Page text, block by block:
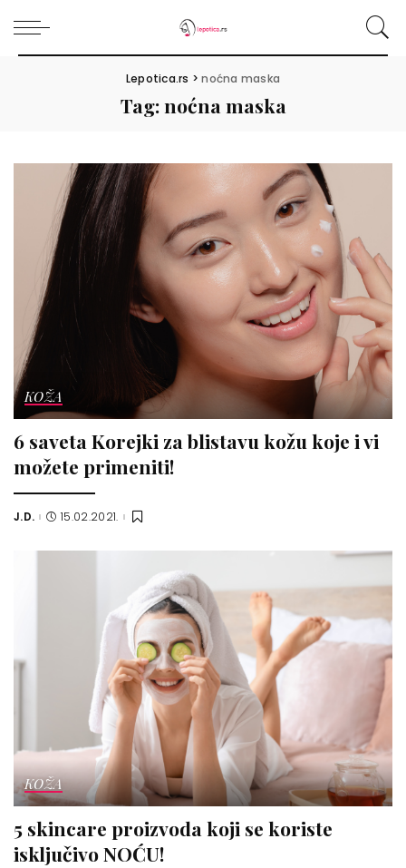
Lepotica.rs >noćna maska
Tag:noćna maska
KOŽA
6 saveta Korejki za blistavu kožu koje i vi
možete primeniti!
Posted
J.D. 15.02.2021.
KOŽA
5 skincare proizvoda koji se koriste
isključivo NOĆU!